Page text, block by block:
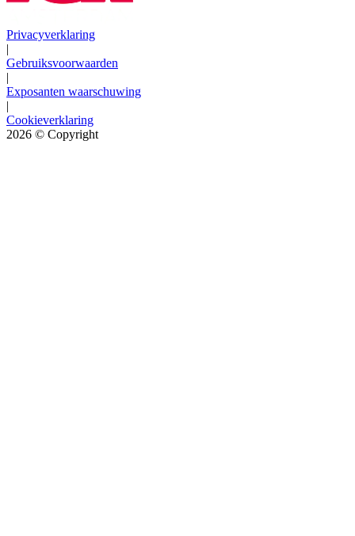
Privacyverklaring
|
Gebruiksvoorwaarden
|
Exposanten waarschuwing
|
Cookieverklaring
2026 © Copyright